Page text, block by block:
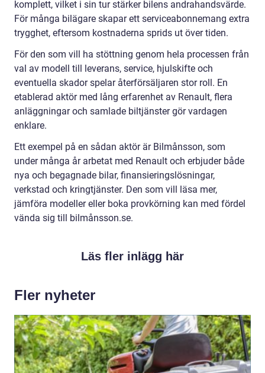
komplett, vilket i sin tur stärker bilens andrahandsvärde.
För många bilägare skapar ett serviceabonnemang extra
trygghet, eftersom kostnaderna sprids ut över tiden.
För den som vill ha stöttning genom hela processen från
val av modell till leverans, service, hjulskifte och
eventuella skador spelar återförsäljaren stor roll. En
etablerad aktör med lång erfarenhet av Renault, flera
anläggningar och samlade biltjänster gör vardagen
enklare.
Ett exempel på en sådan aktör är Bilmånsson, som
under många år arbetat med Renault och erbjuder både
nya och begagnade bilar, finansieringslösningar,
verkstad och kringtjänster. Den som vill läsa mer,
jämföra modeller eller boka provkörning kan med fördel
vända sig till bilmånsson.se.
Läs fler inlägg här
Fler nyheter